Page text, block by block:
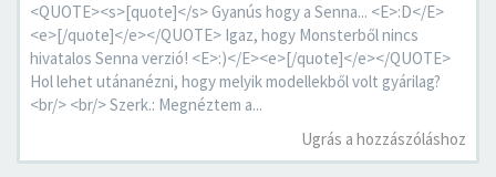
<QUOTE><s>[quote]</s> Gyanús hogy a Senna... <E>:D</E>
<e>[/quote]</e></QUOTE> Igaz, hogy Monsterből nincs
hivatalos Senna verzió! <E>:)</E><e>[/quote]</e></QUOTE>
Hol lehet utánanézni, hogy melyik modellekből volt gyárilag?
<br/> <br/> Szerk.: Megnéztem a...
Ugrás a hozzászóláshoz